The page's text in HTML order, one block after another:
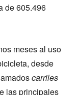
de 605.496
meses al uso
desde
carriles
las principales